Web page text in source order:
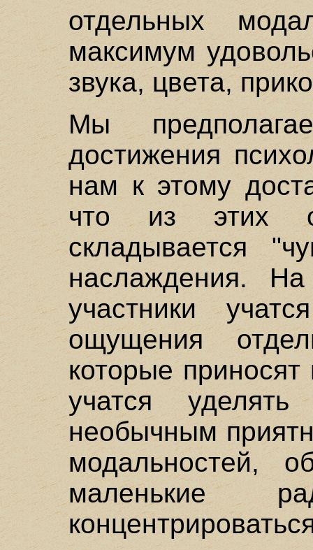
отдельных
максимум
звука, цвета,
Мы
достижения
нам к этому
что из этих
складывается
наслаждения.
участники
ощущения
которые
учатся
необычным
модальностей,
маленькие